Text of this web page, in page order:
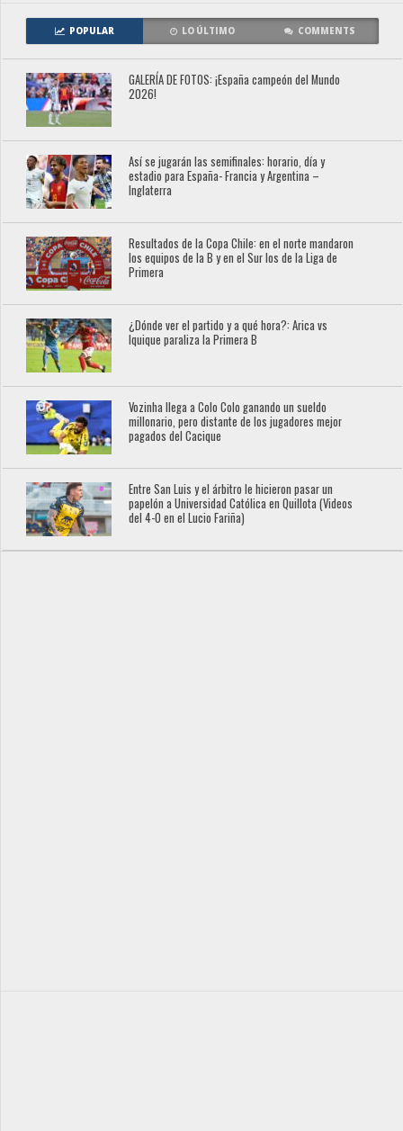
POPULAR LO ÚLTIMO COMMENTS
GALERÍA DE FOTOS: ¡España campeón del Mundo
2026!
Así se jugarán las semifinales: horario, día y
estadio para España- Francia y Argentina –
Inglaterra
Resultados de la Copa Chile: en el norte mandaron
los equipos de la B y en el Sur los de la Liga de
Primera
¿Dónde ver el partido y a qué hora?: Arica vs
Iquique paraliza la Primera B
Vozinha llega a Colo Colo ganando un sueldo
millonario, pero distante de los jugadores mejor
pagados del Cacique
Entre San Luis y el árbitro le hicieron pasar un
papelón a Universidad Católica en Quillota (Videos
del 4-0 en el Lucio Fariña)